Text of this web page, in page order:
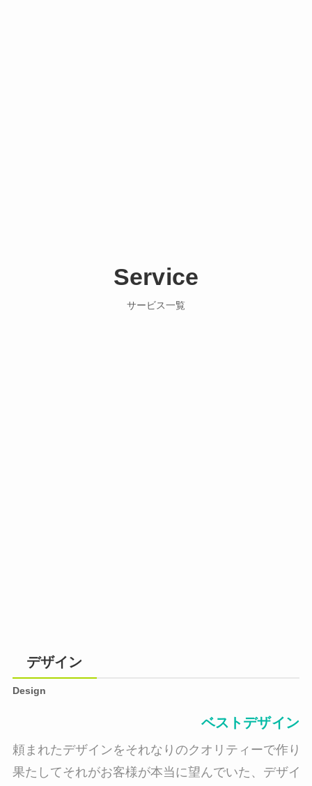
Service
サービス一覧
デザイン
Design
ベストデザイン
頼まれたデザインをそれなりのクオリティーで作り
果たしてそれがお客様が本当に望んでいた、デザイ